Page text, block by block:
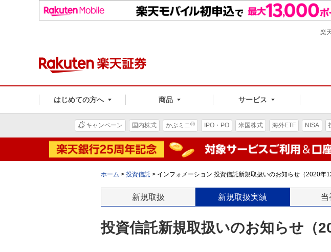
はじめての方へ 商品 サービス
楽
キャンペーン 国内株式 かぶミニ® IPO・PO 米国株式 海外ETF NISA
ホーム > 投資信託 > インフォメーション 投資信託新規取扱いのお知らせ（2020年
新規取扱 新規取扱実績 当
投資信託新規取扱いのお知らせ（